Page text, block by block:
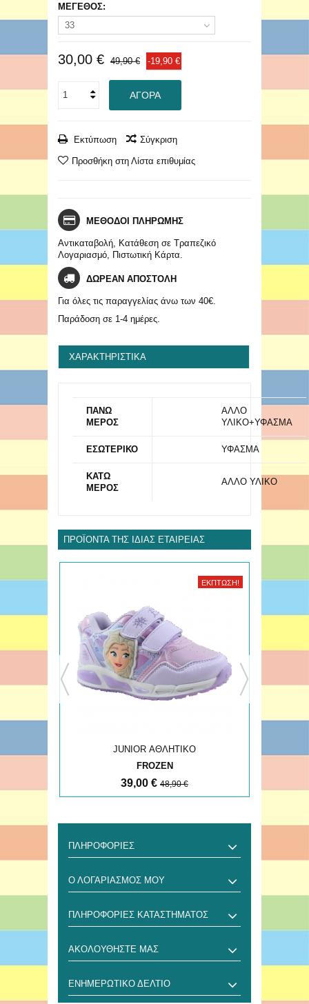
ΜΕΓΕΘΟΣ:
33
30,00 € 49,90 € -19,90 €
ΑΓΟΡΆ
Εκτύπωση Σύγκριση
Προσθήκη στη Λίστα επιθυμίας
ΜΕΘΟΔΟΙ ΠΛΗΡΩΜΗΣ
Αντικαταβολή, Κατάθεση σε Τραπεζικό
Λογαριασμό, Πιστωτική Κάρτα.
ΔΩΡΕΑΝ ΑΠΟΣΤΟΛΗ
Για όλες τις παραγγελίας άνω των 40€.
Παράδοση σε 1-4 ημέρες.
ΧΑΡΑΚΤΗΡΙΣΤΙΚΆ
ΠΑΝΩ
ΜΕΡΟΣ
ΑΛΛΟ
ΥΛΙΚΟ+ΥΦΑΣΜΑ
ΕΣΩΤΕΡΙΚΟ ΥΦΑΣΜΑ
ΚΑΤΩ
ΜΕΡΟΣ
ΑΛΛΟ ΥΛΙΚΟ
ΠΡΟΪΌΝΤΑ ΤΗΣ ΊΔΙΑΣ ΕΤΑΙΡΕΊΑΣ
ΈΚΠΤΩΣΗ! ΈΚΠΤΩΣΗ!
JUNIOR ΑΘΛΗΤΙΚΟ
FROZEN
39,00 € 48,90 €
ΠΛΗΡΟΦΟΡΊΕΣ
Ο ΛΟΓΑΡΙΑΣΜΌΣ ΜΟΥ
ΠΛΗΡΟΦΟΡΊΕΣ ΚΑΤΑΣΤΉΜΑΤΟΣ
ΑΚΟΛΟΥΘΉΣΤΕ ΜΑΣ
ΕΝΗΜΕΡΩΤΙΚΌ ΔΕΛΤΊΟ